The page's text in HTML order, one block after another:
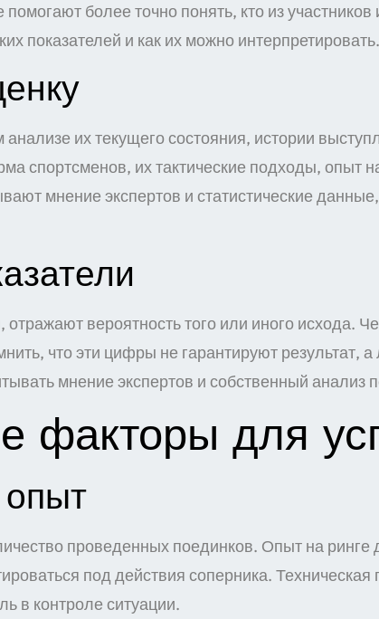
более точно понять, кто из
показателей и как их можно интерпретировать.
их текущего состояния, истории
спортсменов, их тактические подходы, опыт
мнение экспертов и статистические
вероятность того или иного исхода.
что эти цифры не гарантируют результат,
мнение экспертов и собственный
факторы для
проведенных поединков. Опыт на ринге
под действия соперника. Техническая
в контроле ситуации.